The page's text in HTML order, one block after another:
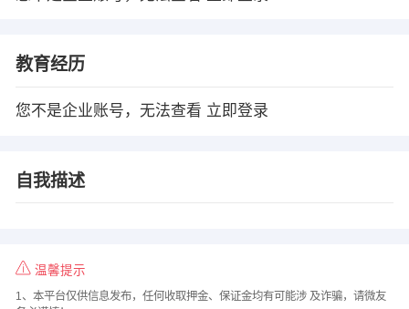
教育经历
您不是企业账号，无法查看 立即登录
自我描述
温馨提示
1、本平台仅供信息发布，任何收取押金、保证金均有可能涉 及诈骗，请微友